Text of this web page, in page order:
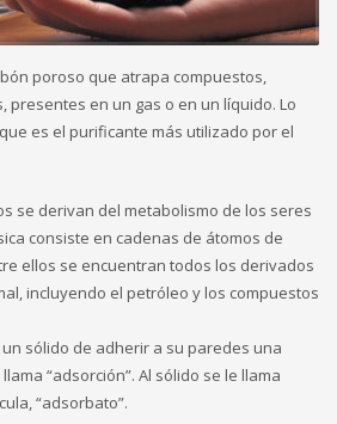
poroso que atrapa compuestos,
presentes en un gas o en un líquido. Lo
es el purificante más utilizado por el
se derivan del metabolismo de los seres
consiste en cadenas de átomos de
ellos se encuentran todos los derivados
incluyendo el petróleo y los compuestos
sólido de adherir a su paredes una
“adsorción”. Al sólido se le llama
“adsorbato”.